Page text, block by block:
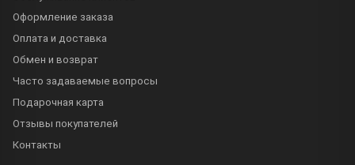
Оформление заказа
Оплата и доставка
Обмен и возврат
Часто задаваемые вопросы
Подарочная карта
Отзывы покупателей
Контакты